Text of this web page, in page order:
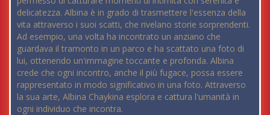
delicatezza. Albina è in grado di trasmettere l'essenza della
vita attraverso i suoi scatti, che rivelano storie sorprendenti.
Ad esempio, una volta ha incontrato un anziano che
guardava il tramonto in un parco e ha scattato una foto di
lui, ottenendo un'immagine toccante e profonda. Albina
crede che ogni incontro, anche il più fugace, possa essere
rappresentato in modo significativo in una foto. Attraverso
la sua arte, Albina Chaykina esplora e cattura l'umanità in
ogni individuo che incontra.